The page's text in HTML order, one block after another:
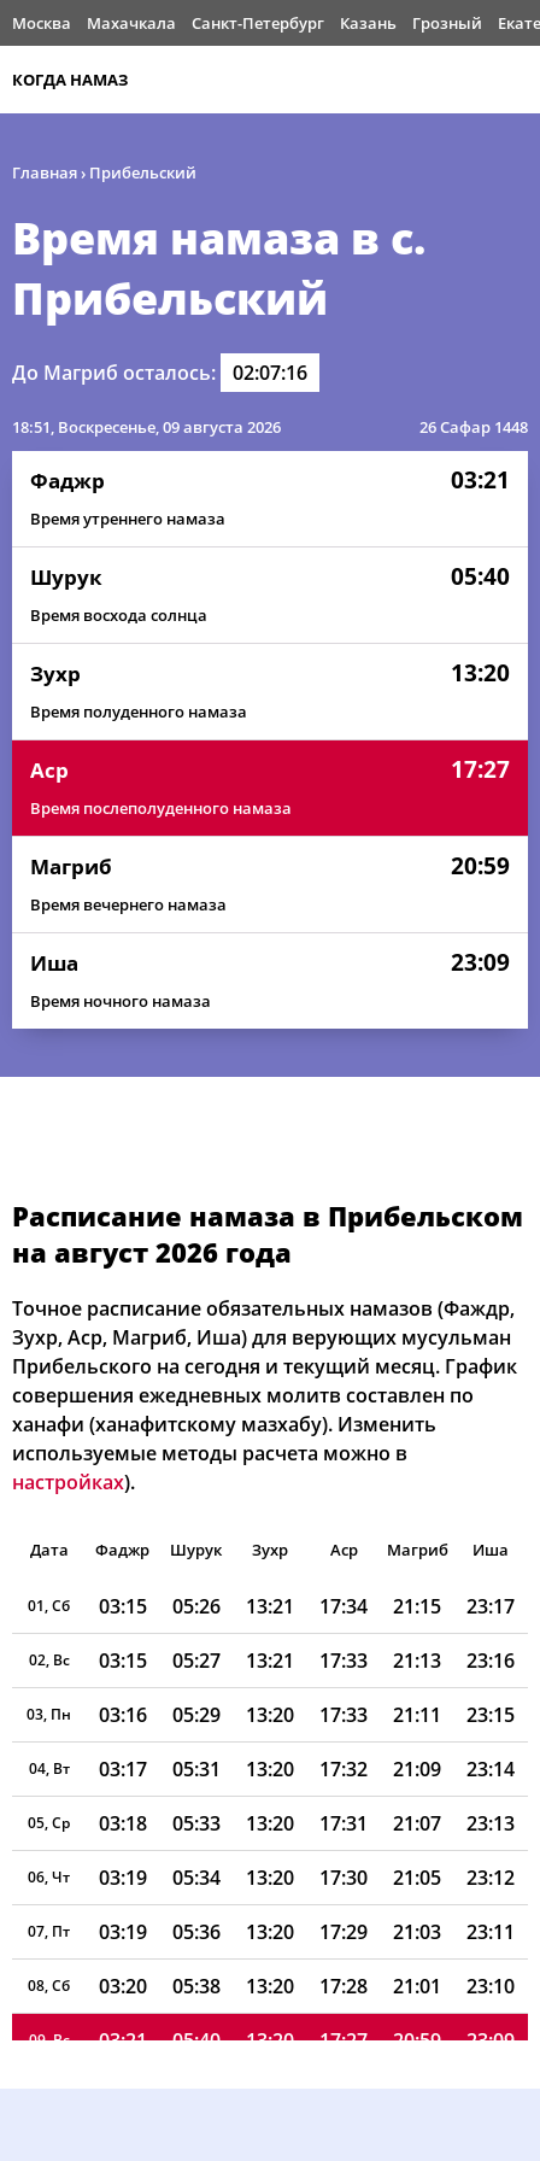
Москва Махачкала Санкт-Петербург Казань Грозный
КОГДА НАМАЗ
Главная› Прибельский
Время намаза в с.
Прибельский
До Магриб осталось: 02:07:16
18:51, Воскресенье, 09 августа 2026 26 Сафар 1448
Фаджр 03:21
Время утреннего намаза
Шурук 05:40
Время восхода солнца
Зухр 13:20
Время полуденного намаза
Аср 17:27
Время послеполуденного намаза
Магриб 20:59
Время вечернего намаза
Иша 23:09
Время ночного намаза
Расписание намаза в Прибельском
на август 2026 года
Точное расписание обязательных намазов (Фаждр,
Зухр, Аср, Магриб, Иша) для верующих мусульман
Прибельского на сегодня и текущий месяц. График
совершения ежедневных молитв составлен по
ханафи (ханафитскому мазхабу). Изменить
используемые методы расчета можно в
настройках).
Дата Фаджр Шурук Зухр Аср Магриб Иша
01, Сб 03:15 05:26 13:21 17:34 21:15 23:17
02, Вс 03:15 05:27 13:21 17:33 21:13 23:16
03, Пн 03:16 05:29 13:20 17:33 21:11 23:15
04, Вт 03:17 05:31 13:20 17:32 21:09 23:14
05, Ср 03:18 05:33 13:20 17:31 21:07 23:13
06, Чт 03:19 05:34 13:20 17:30 21:05 23:12
07, Пт 03:19 05:36 13:20 17:29 21:03 23:11
08, Сб 03:20 05:38 13:20 17:28 21:01 23:10
09, Вс 03:21 05:40 13:20 17:27 20:59 23:09
10, Пн 03:22 05:42 13:20 17:26 20:57 23:08